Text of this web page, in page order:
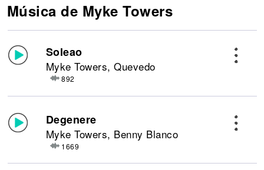
Música de Myke Towers
Soleao
Myke Towers, Quevedo
892
Degenere
Myke Towers, Benny Blanco
1669